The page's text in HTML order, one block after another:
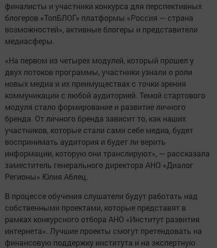
финалисты и участники конкурса для перспективных
блогеров «ТопБЛОГ» платформы «Россия — страна
возможностей», активные блогеры и представители
медиасферы.
«На первом из четырех модулей, который прошел у
двух потоков программы, участники узнали о роли
новых медиа и их преимуществах с точки зрения
коммуникации с любой аудиторией. Темой стартового
модуля стало формирование и развитие личного
бренда. От личного бренда зависит то, как наших
участников, которые стали сами себе медиа, будет
воспринимать аудитория и будет ли верить
информации, которую они транслируют», — рассказала
заместитель генерального директора АНО «Диалог
Регионы» Юлия Аблец.
В процессе обучения слушатели будут работать над
собственными проектами, которые представят в
рамках конкурсного отбора АНО «Институт развития
интернета». Лучшие проекты смогут претендовать на
финансовую поддержку института и на экспертную